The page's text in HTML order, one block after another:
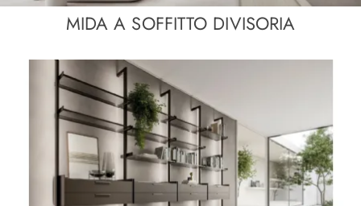
MIDA A SOFFITTO DIVISORIA